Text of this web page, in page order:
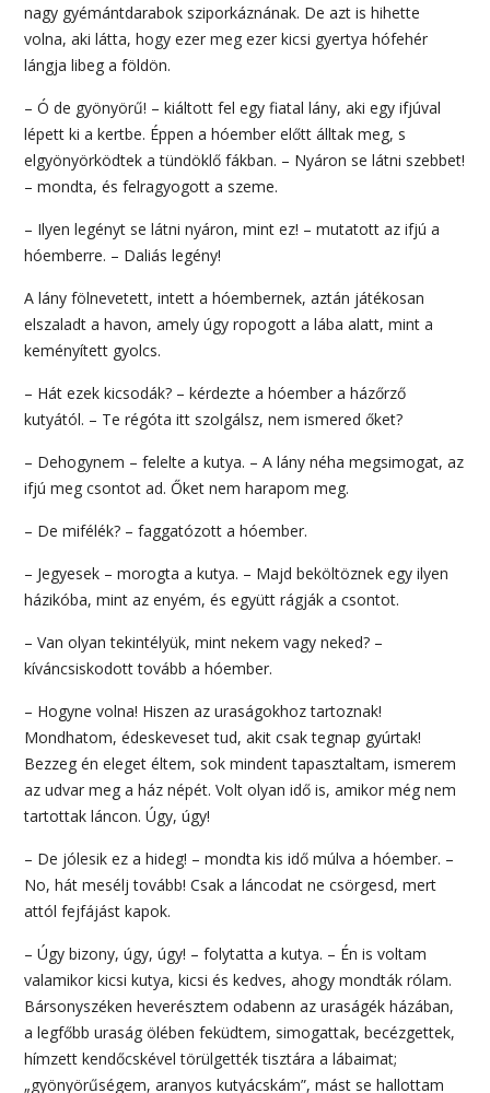
nagy gyémántdarabok sziporkáznának. De azt is hihette
volna, aki látta, hogy ezer meg ezer kicsi gyertya hófehér
lángja libeg a földön.
– Ó de gyönyörű! – kiáltott fel egy fiatal lány, aki egy ifjúval
lépett ki a kertbe. Éppen a hóember előtt álltak meg, s
elgyönyörködtek a tündöklő fákban. – Nyáron se látni szebbet!
– mondta, és felragyogott a szeme.
– Ilyen legényt se látni nyáron, mint ez! – mutatott az ifjú a
hóemberre. – Daliás legény!
A lány fölnevetett, intett a hóembernek, aztán játékosan
elszaladt a havon, amely úgy ropogott a lába alatt, mint a
keményített gyolcs.
– Hát ezek kicsodák? – kérdezte a hóember a házőrző
kutyától. – Te régóta itt szolgálsz, nem ismered őket?
– Dehogynem – felelte a kutya. – A lány néha megsimogat, az
ifjú meg csontot ad. Őket nem harapom meg.
– De mifélék? – faggatózott a hóember.
– Jegyesek – morogta a kutya. – Majd beköltöznek egy ilyen
házikóba, mint az enyém, és együtt rágják a csontot.
– Van olyan tekintélyük, mint nekem vagy neked? –
kíváncsiskodott tovább a hóember.
– Hogyne volna! Hiszen az uraságokhoz tartoznak!
Mondhatom, édeskeveset tud, akit csak tegnap gyúrtak!
Bezzeg én eleget éltem, sok mindent tapasztaltam, ismerem
az udvar meg a ház népét. Volt olyan idő is, amikor még nem
tartottak láncon. Úgy, úgy!
– De jólesik ez a hideg! – mondta kis idő múlva a hóember. –
No, hát mesélj tovább! Csak a láncodat ne csörgesd, mert
attól fejfájást kapok.
– Úgy bizony, úgy, úgy! – folytatta a kutya. – Én is voltam
valamikor kicsi kutya, kicsi és kedves, ahogy mondták rólam.
Bársonyszéken heverésztem odabenn az uraságék házában,
a legfőbb uraság ölében feküdtem, simogattak, becézgettek,
hímzett kendőcskével törülgették tisztára a lábaimat;
„gyönyörűségem, aranyos kutyácskám”, mást se hallottam